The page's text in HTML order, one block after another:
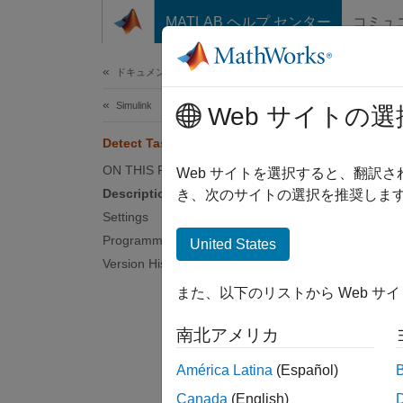
コンテンツへスキップ
MATLAB ヘルプ センター コミュ
ドキュメンテーションのホーム
Simulink
Detect Task Overruns
ON THIS PAGE
Description
Settings
Programmatic Use
Version History
Option
Detect
Web サイトの選
Web サイトを選択すると、翻訳
き、次のサイトの選択を推奨しま
United States
また、以下のリストから Web サ
南北アメリカ
América Latina (Español)
Canada (English)